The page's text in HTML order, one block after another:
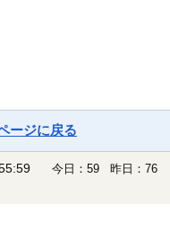
ージに戻る
今日：59 昨日：76